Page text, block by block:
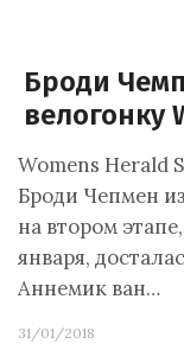
Броди
велогонку
Womens Herald
Броди Чепмен
на втором
января,
Аннемик ван…
31/01/2018